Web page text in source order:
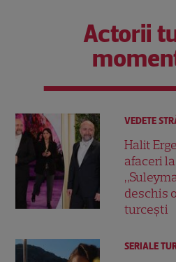
Actorii
VEDETE
Halit
afaceri
deschis
turcești
SERIALE